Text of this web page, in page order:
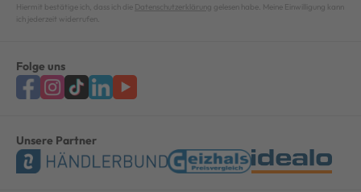
Hiermit bestätige ich, dass ich die Datenschutzerklärung gelesen habe. Meine Einwilligung kann
ich jederzeit widerrufen.
Folge uns
Unsere Partner